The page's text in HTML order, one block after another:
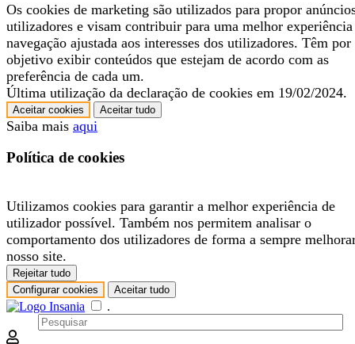
Os cookies de marketing são utilizados para propor
utilizadores e visam contribuir para uma melhor experiência
navegação ajustada aos interesses dos utilizadores. Têm por
objetivo exibir conteúdos que estejam de acordo com as
preferência de cada um.
Última utilização da declaração de cookies em 19/02/2024.
Aceitar cookies Aceitar tudo
Saiba mais aqui
Política de cookies
Utilizamos cookies para garantir a melhor experiência de
utilizador possível. Também nos permitem analisar o
comportamento dos utilizadores de forma a sempre
nosso site.
Rejeitar tudo
Configurar cookies
Aceitar tudo
.